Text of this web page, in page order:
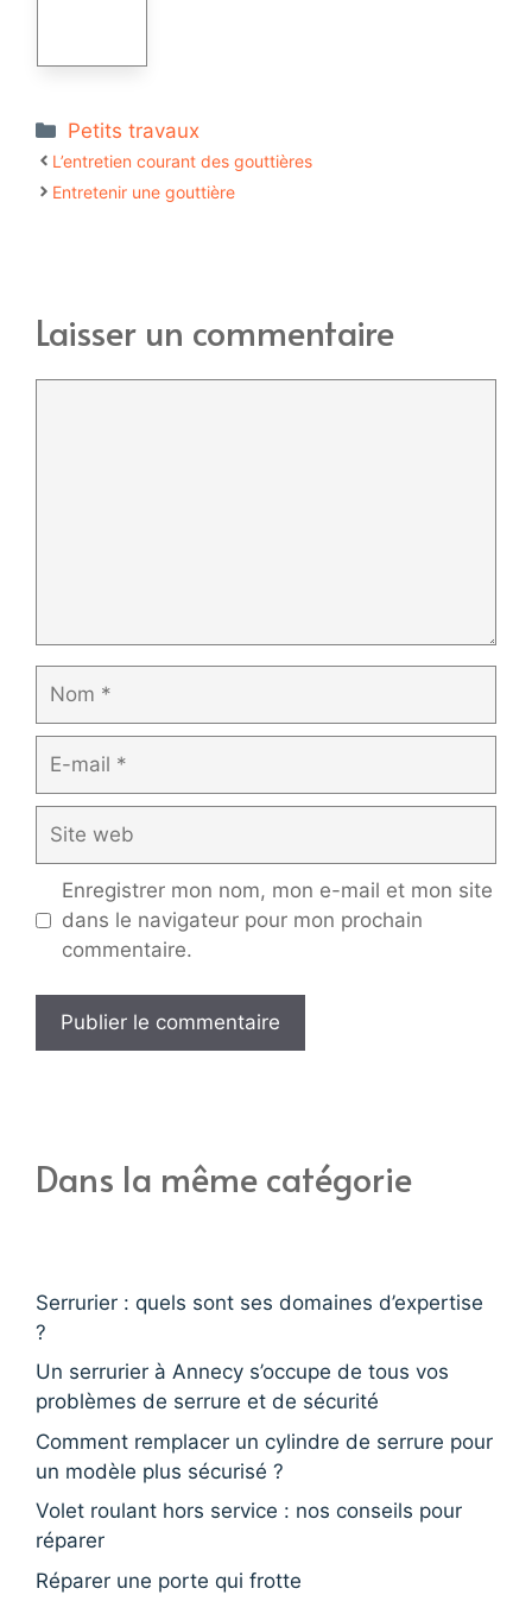
Catégories
Petits travaux
L’entretien courant des gouttières
Entretenir une gouttière
Laisser un commentaire
mail
web
Enregistrer mon nom, mon e-mail et mon site
dans le navigateur pour mon prochain
commentaire.
Dans la même catégorie
Serrurier : quels sont ses domaines d’expertise
?
Un serrurier à Annecy s’occupe de tous vos
problèmes de serrure et de sécurité
Comment remplacer un cylindre de serrure pour
un modèle plus sécurisé ?
Volet roulant hors service : nos conseils pour
réparer
Réparer une porte qui frotte